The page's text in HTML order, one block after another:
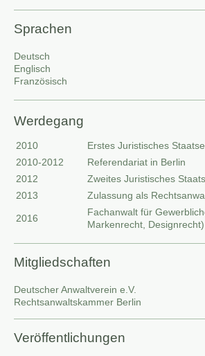
Sprachen
Deutsch
Englisch
Französisch
Werdegang
2010
Erstes Juristisches
2010-2012
Referendariat in Berlin
2012
Zweites Juristisches
2013
Zulassung als
2016
Fachanwalt für
Markenrecht, Designrecht)
Mitgliedschaften
Deutscher Anwaltverein e.V.
Rechtsanwaltskammer Berlin
Veröffentlichungen